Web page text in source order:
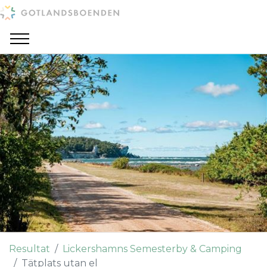
Resultat
Lickershamns Semesterby & Camping
Tätplats utan el